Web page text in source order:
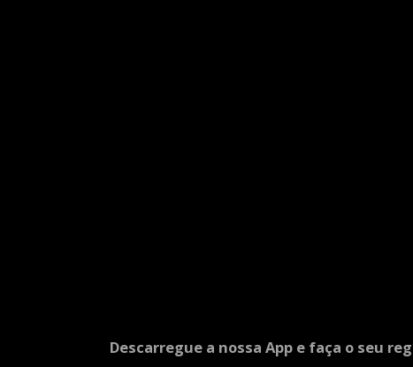
Descarregue a nossa App e faça o seu